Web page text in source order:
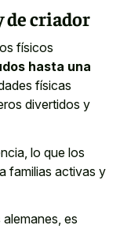
de criador
físicos
hasta una
físicas
divertidos y
lo que los
familias activas y
es